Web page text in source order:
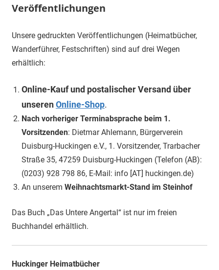
Veröffentlichungen
Unsere gedruckten Veröffentlichungen (Heimatbücher,
Wanderführer, Festschriften) sind auf drei Wegen
erhältlich:
Online-Kauf und postalischer Versand über
unserenOnline-Shop.
Nach vorheriger Terminabsprache beim 1.
Vorsitzenden: Dietmar Ahlemann, Bürgerverein
Duisburg-Huckingen e.V., 1. Vorsitzender, Trarbacher
Straße 35, 47259 Duisburg-Huckingen (Telefon (AB):
(0203) 928 798 86, E-Mail: info [AT] huckingen.de)
An unserem Weihnachtsmarkt-Stand im Steinhof
Das Buch „Das Untere Angertal“ ist nur im freien
Buchhandel erhältlich.
Huckinger Heimatbücher